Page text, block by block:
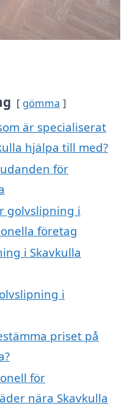
gömma
är specialiserat
hjälpa till med?
för
golvslipning i
företag
i Skavkulla
i
priset på
för
nära Skavkulla